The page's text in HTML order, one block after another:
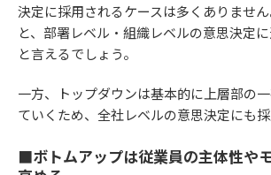
決定に採用されるケースは多くありませ
と、部署レベル・組織レベルの意思決定
と言えるでしょう。
一方、トップダウンは基本的に上層部の
ていくため、全社レベルの意思決定にも採
■ボトムアップは従業員の主体性や